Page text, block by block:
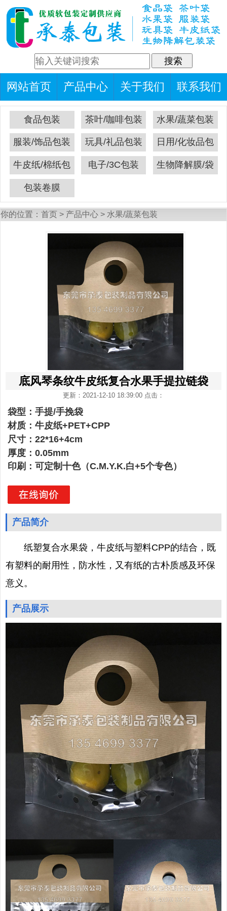
网站首页 产品中心 关于我们 联系我们
食品包装 茶叶/咖啡包装 水果/蔬菜包装
服装/饰品包装 玩具/礼品包装
日用/化妆品包
装
牛皮纸/棉纸包
装
电子/3C包装 生物降解膜/袋
包装卷膜
你的位置： 首页 > 产品中心 > 水果/蔬菜包装
底风琴条纹牛皮纸复合水果手提拉链袋
更新：2021-12-10 18:39:00 点击：
袋型：手提/手挽袋
材质：牛皮纸+PET+CPP
尺寸：22*16+4cm
厚度：0.05mm
印刷：可定制十色（C.M.Y.K.白+5个专色）
产品简介
纸塑复合水果袋，牛皮纸与塑料CPP的结合，既
有塑料的耐用性，防水性，又有纸的古朴质感及环保
意义。
产品展示